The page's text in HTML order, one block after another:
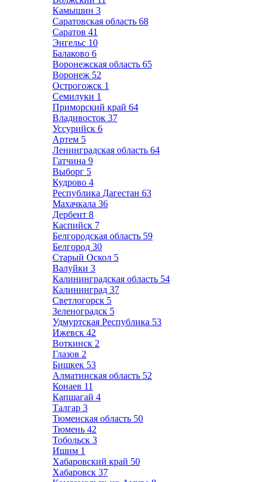
Камышин 3
Саратовская область 68
Саратов 41
Энгельс 10
Балаково 6
Воронежская область 65
Воронеж 52
Острогожск 1
Семилуки 1
Приморский край 64
Владивосток 37
Уссурийск 6
Артем 5
Ленинградская область 64
Гатчина 9
Выборг 5
Кудрово 4
Республика Дагестан 63
Махачкала 36
Дербент 8
Каспийск 7
Белгородская область 59
Белгород 30
Старый Оскол 5
Валуйки 3
Калининградская область 54
Калининград 37
Светлогорск 5
Зеленоградск 5
Удмуртская Республика 53
Ижевск 42
Воткинск 2
Глазов 2
Бишкек 53
Алматинская область 52
Конаев 11
Капшагай 4
Талгар 3
Тюменская область 50
Тюмень 42
Тобольск 3
Ишим 1
Хабаровский край 50
Хабаровск 37